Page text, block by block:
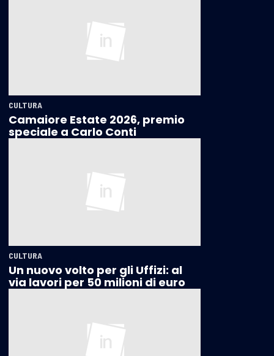
CULTURA
Camaiore Estate 2026, premio
speciale a Carlo Conti
CULTURA
Un nuovo volto per gli Uffizi: al
via lavori per 50 milioni di euro